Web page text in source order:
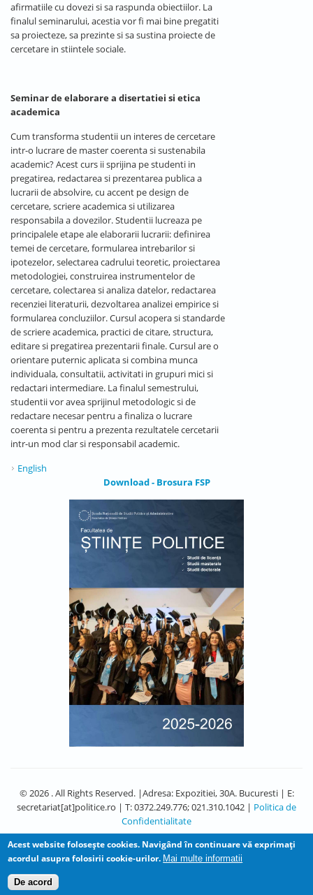
afirmatiile cu dovezi si sa raspunda obiectiilor. La
finalul seminarului, acestia vor fi mai bine pregatiti
sa proiecteze, sa prezinte si sa sustina proiecte de
cercetare in stiintele sociale.
Seminar de elaborare a disertatiei si etica
academica
Cum transforma studentii un interes de cercetare
intr-o lucrare de master coerenta si sustenabila
academic? Acest curs ii sprijina pe studenti in
pregatirea, redactarea si prezentarea publica a
lucrarii de absolvire, cu accent pe design de
cercetare, scriere academica si utilizarea
responsabila a dovezilor. Studentii lucreaza pe
principalele etape ale elaborarii lucrarii: definirea
temei de cercetare, formularea intrebarilor si
ipotezelor, selectarea cadrului teoretic, proiectarea
metodologiei, construirea instrumentelor de
cercetare, colectarea si analiza datelor, redactarea
recenziei literaturii, dezvoltarea analizei empirice si
formularea concluziilor. Cursul acopera si standarde
de scriere academica, practici de citare, structura,
editare si pregatirea prezentarii finale. Cursul are o
orientare puternic aplicata si combina munca
individuala, consultatii, activitati in grupuri mici si
redactari intermediare. La finalul semestrului,
studentii vor avea sprijinul metodologic si de
redactare necesar pentru a finaliza o lucrare
coerenta si pentru a prezenta rezultatele cercetarii
intr-un mod clar si responsabil academic.
English
Download - Brosura FSP
© 2026 . All Rights Reserved. |Adresa: Expozitiei, 30A. Bucuresti | E:
secretariat[at]politice.ro | T: 0372.249.776; 021.310.1042 | Politica de
Confidentialitate
Design by
Acest website foloseşte cookies. Navigând în continuare vă exprimaţi
acordul asupra folosirii cookie-urilor. Mai multe informatii
De acord